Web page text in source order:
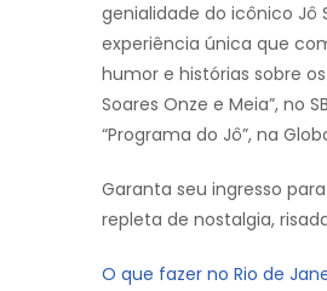
genialidade do icônico Jô
experiência única que
humor e histórias sobre os
Soares Onze e Meia”, no
“Programa do Jô”, na
Garanta seu ingresso
repleta de nostalgia,
O que fazer no Rio de